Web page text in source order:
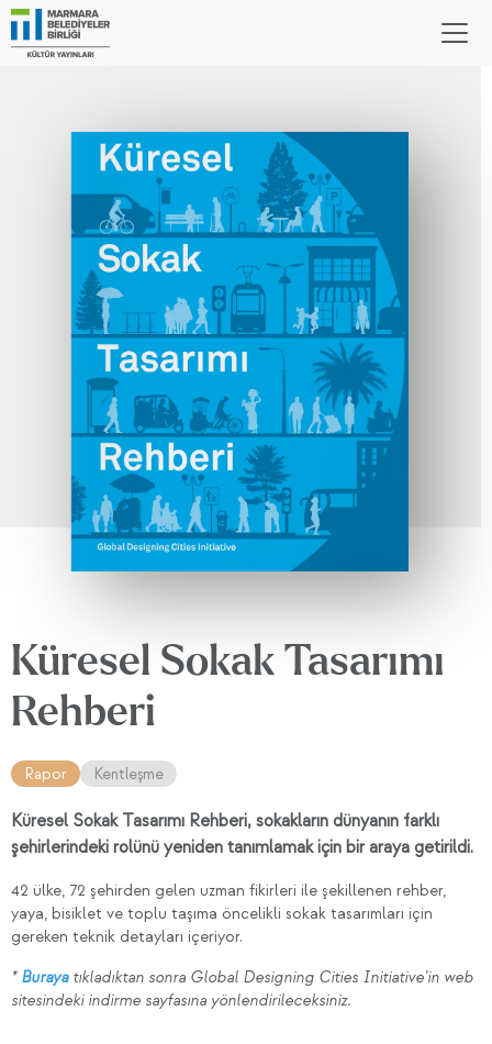
Küresel Sokak Tasarımı
Rehberi
Rapor Kentleşme
Küresel Sokak Tasarımı Rehberi, sokakların dünyanın farklı
şehirlerindeki rolünü yeniden tanımlamak için bir araya getirildi.
42 ülke, 72 şehirden gelen uzman fikirleri ile şekillenen rehber,
yaya, bisiklet ve toplu taşıma öncelikli sokak tasarımları için
gereken teknik detayları içeriyor.
* Buraya tıkladıktan sonra Global Designing Cities Initiative'in web
sitesindeki indirme sayfasına yönlendirileceksiniz.